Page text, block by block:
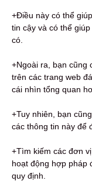
+Điều này có thể
tin cậy và có thể
có.
+Ngoài ra, bạn cũng
trên các trang web
cái nhìn tổng quan
+Tuy nhiên, bạn
các thông tin này để
+Tìm kiếm các đơn
hoạt động hợp pháp
quy định.